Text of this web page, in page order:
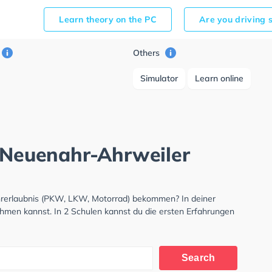
Learn theory on the PC Are you driving
Others
Simulator Learn online
Ahrweiler
(PKW, LKW, Motorrad) bekommen? In deiner
kannst. In 2 Schulen kannst du die ersten Erfahrungen
Search